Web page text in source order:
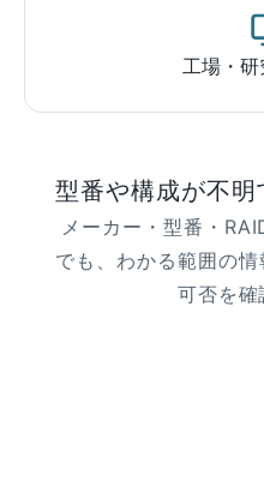
工場・
型番や構成が不
メーカー・型番・
でも、わかる範囲の
可否を確